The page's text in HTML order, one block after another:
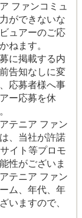
ファンコミュ
ができないな
ュアーのご応
ねます。
に掲載する内
告知なしに変
応募者様へ事
ー応募を休
テニア ファン
、当社が許諾
イト等プロモ
性がございま
テニア ファン
ム、年代、年
いますので、